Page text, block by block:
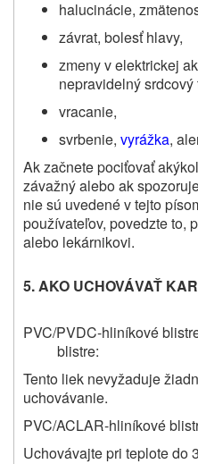
halucinácie,
závrat, bolesť hlavy,
zmeny v elektrickej
nepravidelný
vracanie,
svrbenie, vyrážka,
Ak začnete pociťovať
závažný alebo ak
nie sú uvedené v tejto
používateľov, povedzte to,
alebo lekárnikovi.
5. AKO UCHOVÁVAŤ
PVC/PVDC-hliníkové
blistre:
Tento liek nevyžaduje
uchovávanie.
PVC/ACLAR-hliníkové
Uchovávajte pri teplote do